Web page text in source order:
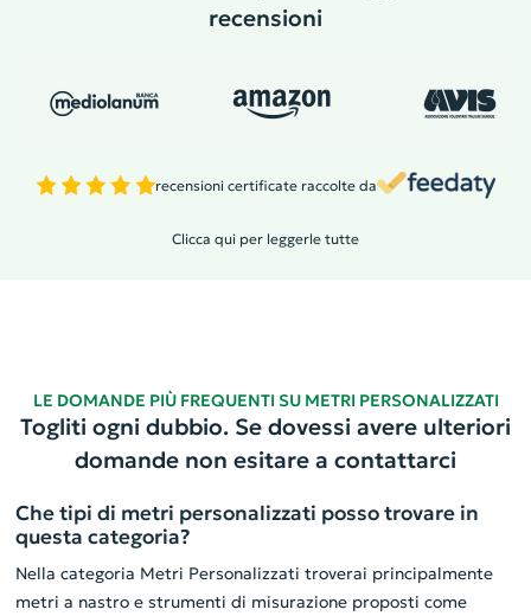
recensioni
recensioni certificate raccolte da
Clicca qui per leggerle tutte
LE DOMANDE PIÙ FREQUENTI SU METRI PERSONALIZZATI
Togliti ogni dubbio. Se dovessi avere ulteriori
domande non esitare a contattarci
Che tipi di metri personalizzati posso trovare in
questa categoria?
Nella categoria Metri Personalizzati troverai principalmente
metri a nastro e strumenti di misurazione proposti come